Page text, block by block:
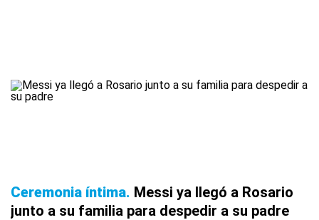
Ceremonia íntima Messi ya llegó a Rosario
junto a su familia para despedir a su padre